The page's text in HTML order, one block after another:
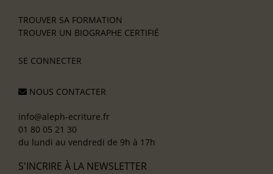
TROUVER SA FORMATION
TROUVER UN BIOGRAPHE CERTIFIÉ
SE CONNECTER
NOUS CONTACTER
info@aleph-ecriture.fr
01 80 05 21 30
du lundi au vendredi de 9h à 17h
S'INCRIRE À LA NEWSLETTER